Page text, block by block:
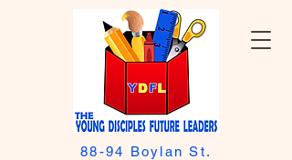
88-94 Boylan St.